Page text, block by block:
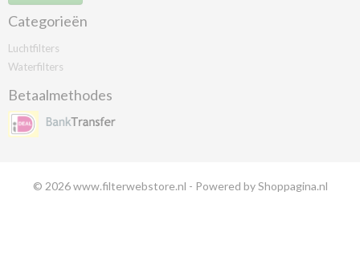
Categorieën
Luchtfilters
Waterfilters
Betaalmethodes
© 2026 www.filterwebstore.nl - Powered by Shoppagina.nl